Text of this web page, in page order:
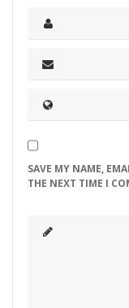
SAVE MY NAME,
THE NEXT TIME I